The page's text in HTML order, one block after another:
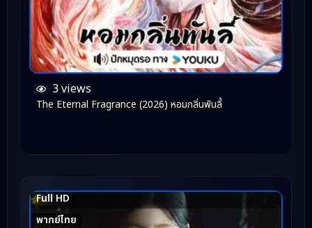
3 views
The Eternal Fragrance (2026) หอมกลิ่นพันลี้
Full HD
พากย์ไทย
8.7